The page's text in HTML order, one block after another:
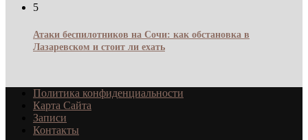
5
Атаки беспилотников на Сочи: как обстановка в
Лазаревском и стоит ли ехать
Политика конфиденциальности
Карта Сайта
Записи
Контакты